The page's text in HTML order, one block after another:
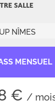
SALLE